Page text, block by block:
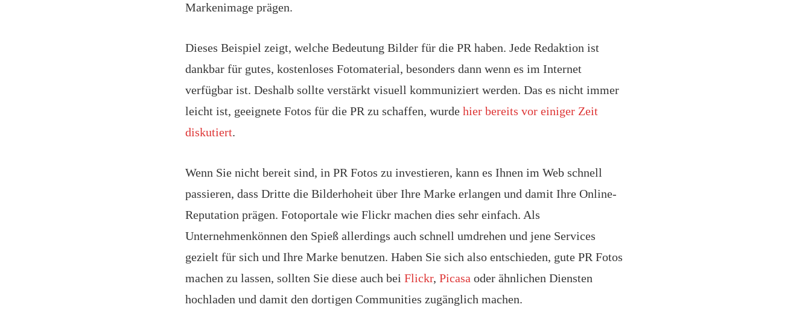
Markenimage prägen.
Dieses Beispiel zeigt, welche Bedeutung Bilder für die PR haben. Jede Redaktion ist
dankbar für gutes, kostenloses Fotomaterial, besonders dann wenn es im Internet
verfügbar ist. Deshalb sollte verstärkt visuell kommuniziert werden. Das es nicht immer
leicht ist, geeignete Fotos für die PR zu schaffen, wurde hier bereits vor einiger Zeit
diskutiert.
Wenn Sie nicht bereit sind, in PR Fotos zu investieren, kann es Ihnen im Web schnell
passieren, dass Dritte die Bilderhoheit über Ihre Marke erlangen und damit Ihre Online-
Reputation prägen. Fotoportale wie Flickr machen dies sehr einfach. Als
Unternehmenkönnen den Spieß allerdings auch schnell umdrehen und jene Services
gezielt für sich und Ihre Marke benutzen. Haben Sie sich also entschieden, gute PR Fotos
machen zu lassen, sollten Sie diese auch bei Flickr, Picasa oder ähnlichen Diensten
hochladen und damit den dortigen Communities zugänglich machen.